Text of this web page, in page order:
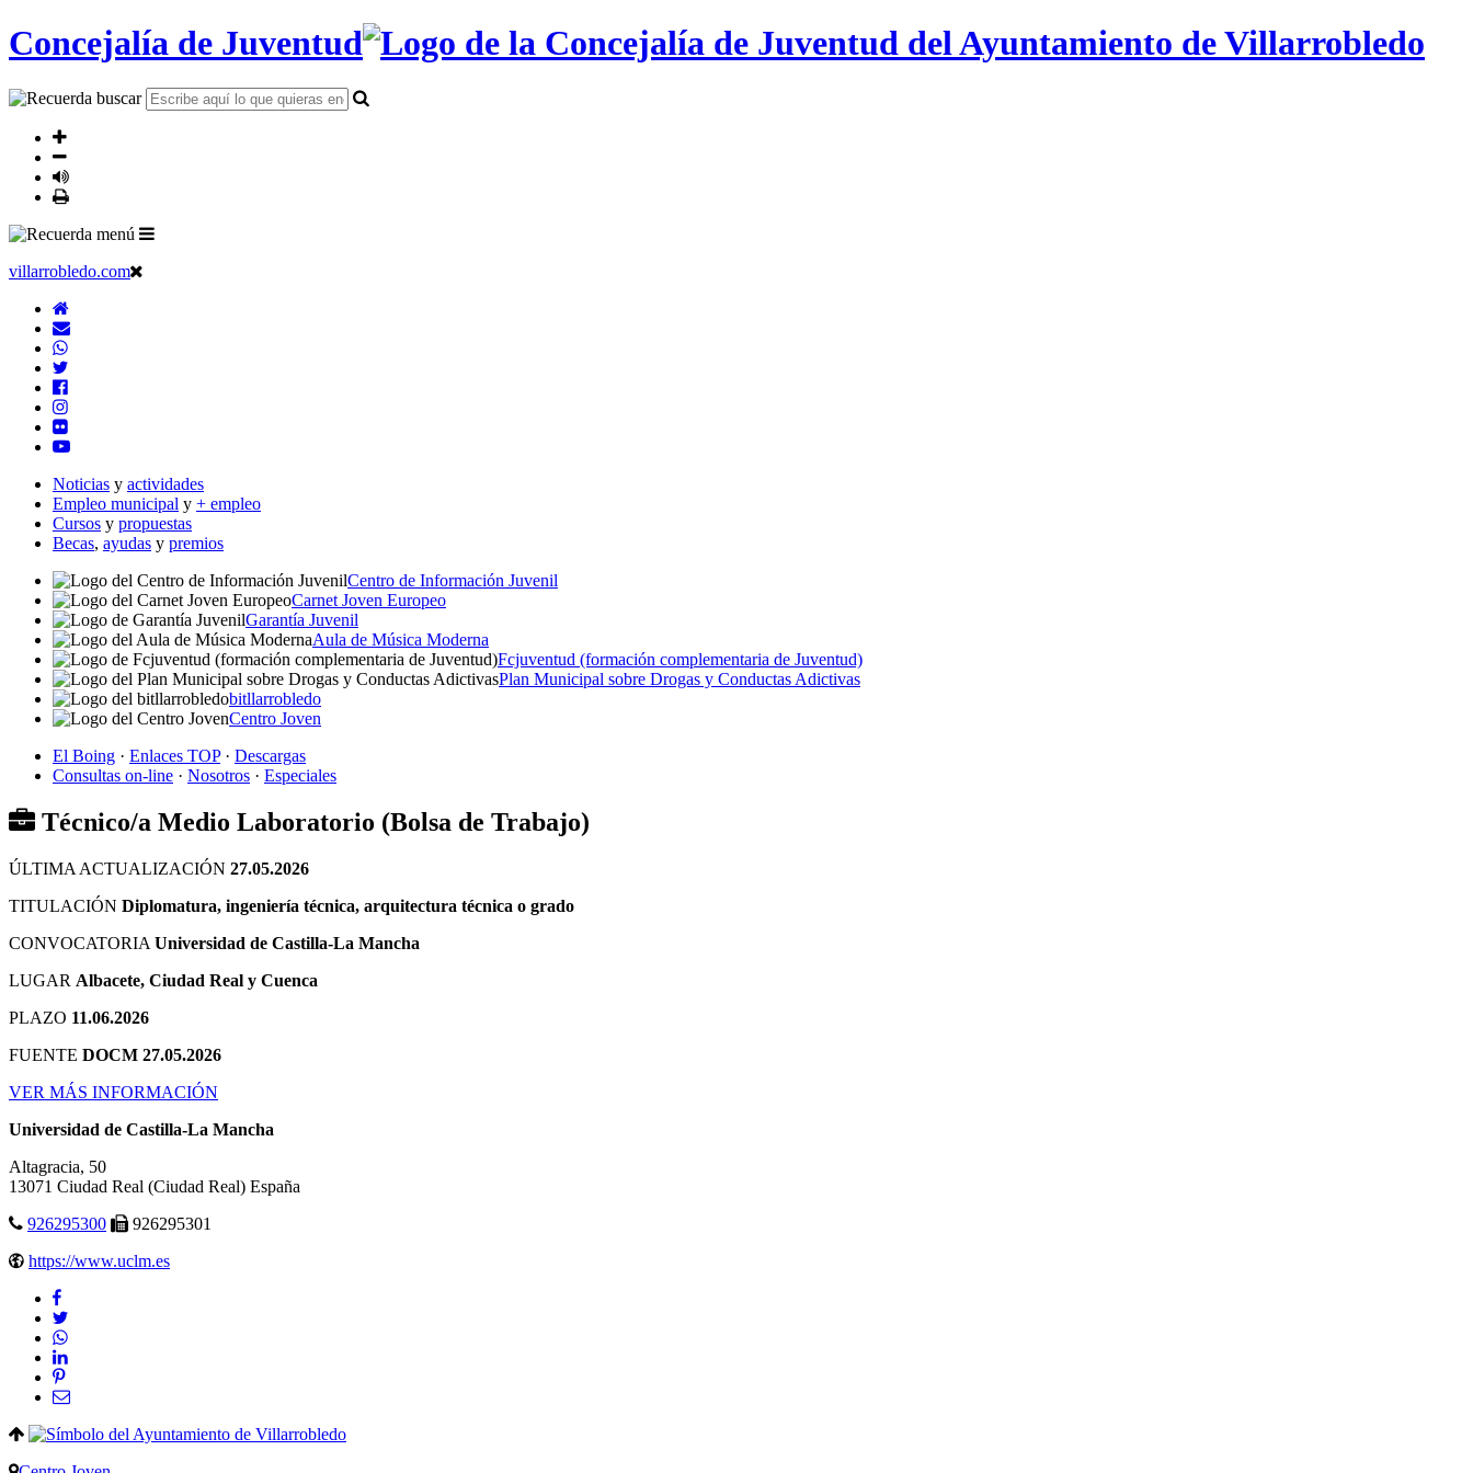
Concejalía de Juventud
villarrobledo.com
Noticias y actividades
Empleo municipal y + empleo
Cursos y propuestas
Becas, ayudas y premios
Centro de Información Juvenil
Carnet Joven Europeo
Garantía Juvenil
Aula de Música Moderna
Fcjuventud (formación complementaria de Juventud)
Plan Municipal sobre Drogas y Conductas Adictivas
bitllarrobledo
Centro Joven
El Boing · Enlaces TOP· Descargas
Consultas on-line · Nosotros · Especiales
Técnico/a Medio Laboratorio (Bolsa de Trabajo)
ÚLTIMA ACTUALIZACIÓN 27.05.2026
TITULACIÓN Diplomatura, ingeniería técnica, arquitectura técnica o grado
CONVOCATORIA Universidad de Castilla-La Mancha
LUGAR Albacete, Ciudad Real y Cuenca
PLAZO 11.06.2026
FUENTE DOCM 27.05.2026
VER MÁS INFORMACIÓN
Universidad de Castilla-La Mancha
Altagracia, 50
13071 Ciudad Real (Ciudad Real) España
926295300
926295301
https://www.uclm.es